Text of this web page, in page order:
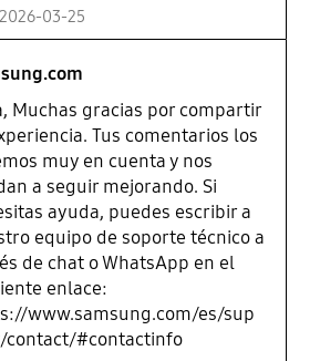
2026-03-25
Muchas gracias por compartir
Tus comentarios los
muy en cuenta y nos
a seguir mejorando. Si
ayuda, puedes escribir a
equipo de soporte técnico a
de chat o WhatsApp en el
enlace:
www.samsung.com/es/sup
contact/#contactinfo